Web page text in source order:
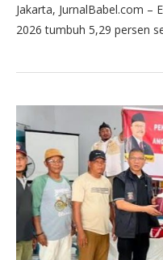
Jakarta, JurnalBabel.com –
2026 tumbuh 5,29 persen